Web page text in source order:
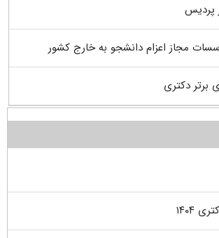
پردیس
مجاز اعزام دانشجو به خارج کشور
برتر دکتری
۱۴۰۴